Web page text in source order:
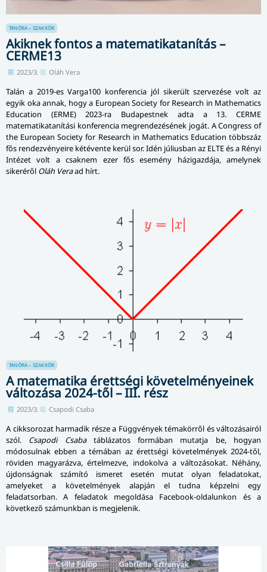
TANÓRA – SZAKKÖR
Akiknek fontos a matematikatanítás –
CERME13
2023/3. Oláh Vera
Talán a 2019-es Varga100 konferencia jól sikerült szervezése volt az
egyik oka annak, hogy a European Society for Research in Mathematics
Education (ERME) 2023-ra Budapestnek adta a 13. CERME
matematikatanítási konferencia meg­ren­de­zé­sé­nek jogát. A Congress of
the European Society for Research in Mathematics Education többszáz
fős rendezvényeire kétévente kerül sor. Idén júliusban az ELTE és a Rényi
Intézet volt a csaknem ezer fős esemény házigazdája, amelynek
sikeréről Oláh Veraad hírt.
TANÓRA – SZAKKÖR
A matematika érettségi követelményeinek
változása 2024-től – III. rész
2023/3. Csapodi Csaba
A cikksorozat harmadik része a Függvények témakörről és változásairól
szól. Csapodi Csabatáblázatos formában mutatja be, hogyan
módosulnak ebben a témában az érettségi követelmények 2024-től,
röviden magyarázva, értelmezve, indokolva a változásokat. Néhány,
újdonságnak számító ismeret esetén mutat olyan feladatokat,
amelyeket a követelmények alapján el tudna képzelni egy
feladatsorban. A feladatok megoldása Facebook-oldalunkon és a
következő számunkban is megjelenik.